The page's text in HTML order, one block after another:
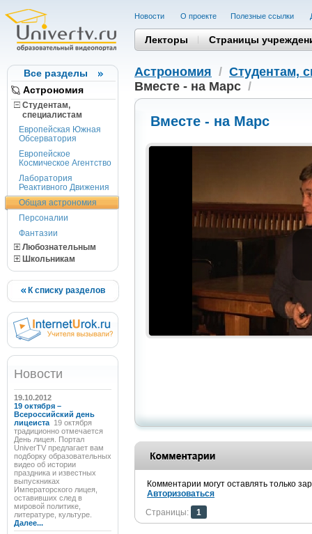
Все разделы
Астрономия
Студентам,
cпециалистам
Европейская Южная
Обсерватория
Европейское
Космическое Агентство
Лаборатория
Реактивного Движения
Общая астрономия
Персоналии
Фантазии
Любознательным
Школьникам
К списку разделов
Новости
19.10.2012
19 октября –
Всероссийский день
лицеиста 19 октября
традиционно отмечается
День лицея. Портал
UniverTV предлагает вам
подборку образовательных
видео об истории
праздника и известных
выпускниках
Императорского лицея,
оставивших след в
мировой политике,
литературе, культуре.
Далее...
Новости О проекте Полезные cсылки
Лекторы Страницы
Астрономия / Студентам,
Вместе - на Марс /
Вместе - на Марс
Комментарии могут оставлять только
Авторизоваться
Страницы:
1